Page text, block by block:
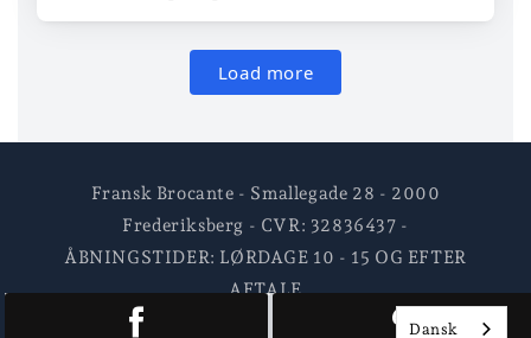
Fransk Brocante - Smallegade 28 - 2000
Frederiksberg - CVR: 32836437 -
ÅBNINGSTIDER: LØRDAGE 10 - 15 OG EFTER
AFTALE
Dansk